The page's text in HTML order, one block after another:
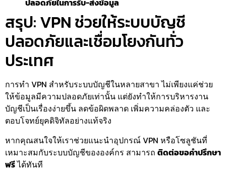
ปลอดภัยในการรับ-ส่งข้อมูล
สรุป: VPN ช่วยให้ระบบบัญชี
ปลอดภัยและเชื่อมโยงกันทั่ว
ประเทศ
การทำ VPN สำหรับระบบบัญชีในหลายสาขา ไม่เพียงแค่ช่วย
ให้ข้อมูลมีความปลอดภัยเท่านั้น แต่ยังทำให้การบริหารงาน
บัญชีเป็นเรื่องง่ายขึ้น ลดข้อผิดพลาด เพิ่มความคล่องตัว และ
ตอบโจทย์ยุคดิจิทัลอย่างแท้จริง
หากคุณสนใจให้เราช่วยแนะนำอุปกรณ์ VPN หรือโซลูชันที่
เหมาะสมกับระบบบัญชีขององค์กร สามารถ ติดต่อขอคำปรึกษา
ฟรีได้ทันที